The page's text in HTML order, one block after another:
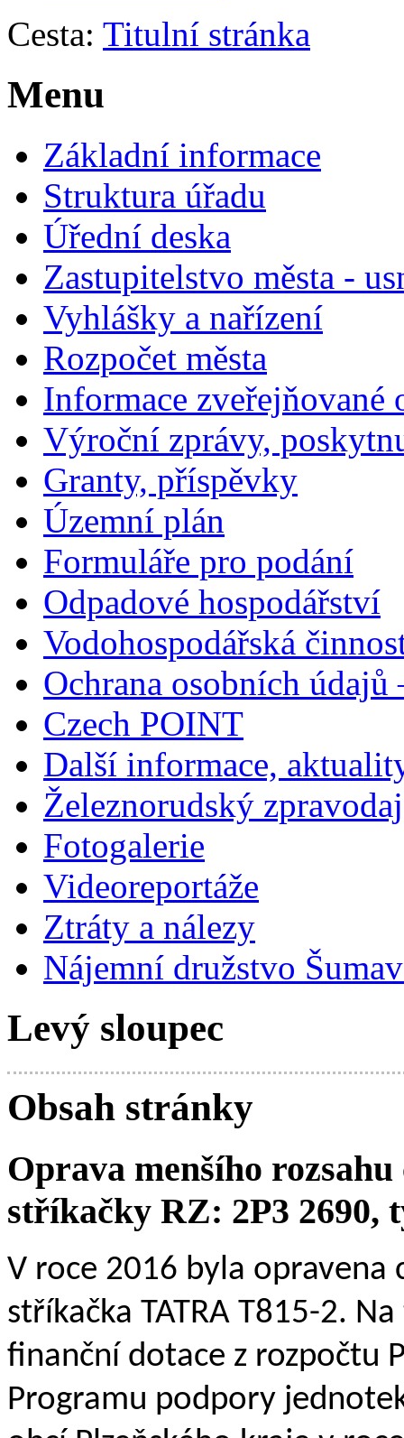
Cesta: Titulní stránka
Menu
Základní informace
Struktura úřadu
Úřední deska
Zastupitelstvo města -
Vyhlášky a nařízení
Rozpočet města
Informace zveřejňované
Výroční zprávy,
Granty, příspěvky
Územní plán
Formuláře pro podání
Odpadové hospodářství
Vodohospodářská
Ochrana osobních údajů
Czech POINT
Další informace,
Železnorudský zpravodaj
Fotogalerie
Videoreportáže
Ztráty a nálezy
Nájemní družstvo
Levý sloupec
Obsah stránky
Oprava menšího
stříkačky RZ: 2P3 2690,
V roce 2016 byla
stříkačka TATRA T815-2.
finanční dotace z rozpočtu
Programu podpory